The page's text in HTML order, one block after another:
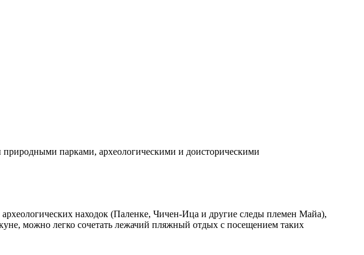
парками, археологическими и доисторическими
находок (Паленке, Чичен-Ица и другие следы племен Майа),
можно легко сочетать лежачий пляжный отдых с посещением таких